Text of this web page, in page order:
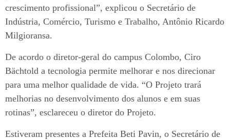
crescimento profissional”, explicou o Secretário de
Indústria, Comércio, Turismo e Trabalho, Antônio Ricardo
Milgioransa.
De acordo o diretor-geral do campus Colombo, Ciro
Bächtold a tecnologia permite melhorar e nos direcionar
para uma melhor qualidade de vida. “O Projeto trará
melhorias no desenvolvimento dos alunos e em suas
rotinas”, esclareceu o diretor do Projeto.
Estiveram presentes a Prefeita Beti Pavin, o Secretário de